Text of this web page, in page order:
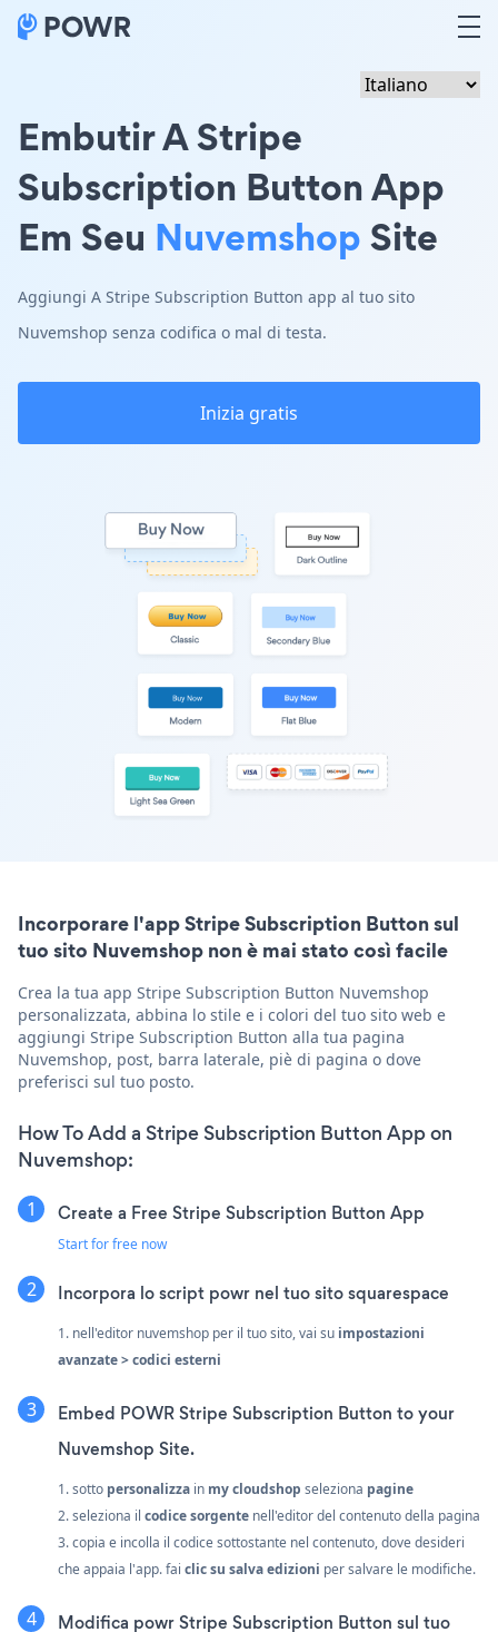
Embutir A Stripe
Subscription Button App
Em Seu NuvemshopSite
Aggiungi A Stripe Subscription Button app al tuo sito
Nuvemshop senza codifica o mal di testa.
Inizia gratis
Incorporare l'app Stripe Subscription Button sul
tuo sito Nuvemshop non è mai stato così facile
Crea la tua app Stripe Subscription Button Nuvemshop
personalizzata, abbina lo stile e i colori del tuo sito web e
aggiungi Stripe Subscription Button alla tua pagina
Nuvemshop, post, barra laterale, piè di pagina o dove
preferisci sul tuo posto.
How To Add a Stripe Subscription Button App on
Nuvemshop:
Create a Free Stripe Subscription Button App
Start for free now
Incorpora lo script powr nel tuo sito squarespace
1. nell'editor nuvemshop per il tuo sito, vai su impostazioni
avanzate > codici esterni
Embed POWR Stripe Subscription Button to your
Nuvemshop Site.
1. sotto personalizza in my cloudshop seleziona pagine
2. seleziona il codice sorgente nell'editor del contenuto della pagina
3. copia e incolla il codice sottostante nel contenuto, dove desideri
che appaia l'app. fai clic su salva edizioni per salvare le modifiche.
Modifica powr Stripe Subscription Button sul tuo